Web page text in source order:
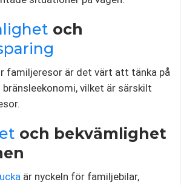
och
familjeresor är det värt att tänka på
vilket är särskilt
och bekvämlighet
är nyckeln för familjebilar,